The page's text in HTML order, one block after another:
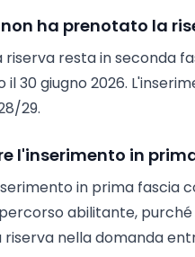
ha prenotato la
resta in seconda
30 giugno 2026.
29.
l'inserimento in
in prima fascia
abilitante, purché
nella domanda